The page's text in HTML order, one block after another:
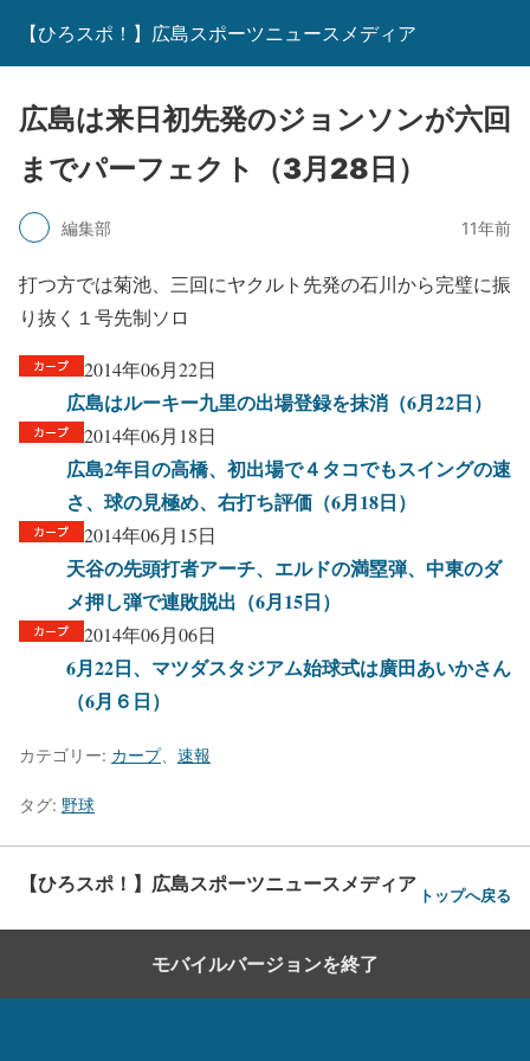
【ひろスポ！】広島スポーツニュースメディア
広島は来日初先発のジョンソンが六回
までパーフェクト（3月28日）
編集部 11年前
打つ方では菊池、三回にヤクルト先発の石川から完璧に振
り抜く１号先制ソロ
2014年06月22日
広島はルーキー九里の出場登録を抹消（6月22日）
2014年06月18日
広島2年目の高橋、初出場で４タコでもスイングの速
さ、球の見極め、右打ち評価（6月18日）
2014年06月15日
天谷の先頭打者アーチ、エルドの満塁弾、中東のダ
メ押し弾で連敗脱出（6月15日）
2014年06月06日
6月22日、マツダスタジアム始球式は廣田あいかさん
（6月６日）
カテゴリー: カープ、 速報
タグ: 野球
【ひろスポ！】広島スポーツニュースメディア トップへ戻る
モバイルバージョンを終了